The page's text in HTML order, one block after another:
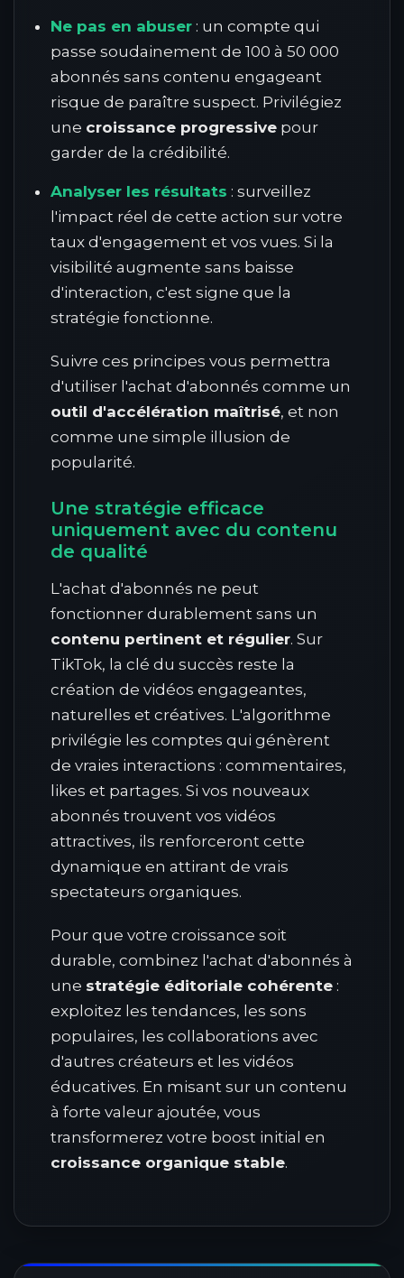
Ne pas en abuser : un compte qui
passe soudainement de 100 à 50 000
abonnés sans contenu engageant
risque de paraître suspect. Privilégiez
une croissance progressive pour
garder de la crédibilité.
Analyser les résultats : surveillez
l'impact réel de cette action sur votre
taux d'engagement et vos vues. Si la
visibilité augmente sans baisse
d'interaction, c'est signe que la
stratégie fonctionne.
Suivre ces principes vous permettra
d'utiliser l'achat d'abonnés comme un
outil d'accélération maîtrisé, et non
comme une simple illusion de
popularité.
Une stratégie efficace
uniquement avec du contenu
de qualité
L'achat d'abonnés ne peut
fonctionner durablement sans un
contenu pertinent et régulier. Sur
TikTok, la clé du succès reste la
création de vidéos engageantes,
naturelles et créatives. L'algorithme
privilégie les comptes qui génèrent
de vraies interactions : commentaires,
likes et partages. Si vos nouveaux
abonnés trouvent vos vidéos
attractives, ils renforceront cette
dynamique en attirant de vrais
spectateurs organiques.
Pour que votre croissance soit
durable, combinez l'achat d'abonnés à
une stratégie éditoriale cohérente :
exploitez les tendances, les sons
populaires, les collaborations avec
d'autres créateurs et les vidéos
éducatives. En misant sur un contenu
à forte valeur ajoutée, vous
transformerez votre boost initial en
croissance organique stable.